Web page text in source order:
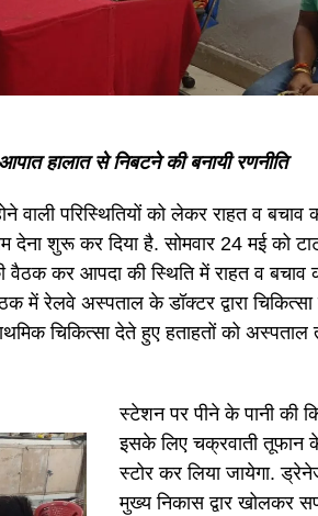
हालात से निबटने की बनायी रणनीति
वाली परिस्थितियों को लेकर राहत व बचाव
देना शुरू कर दिया है. सोमवार 24 मई को
वैठक कर आपदा की स्थिति में राहत व बचाव
में रेलवे अस्पताल के डॉक्टर द्वारा चिकित्सा
चिकित्सा देते हुए हताहतों को
स्टेशन पर पीने के पानी की
इसके लिए चक्रवाती तूफान के
स्टोर कर लिया जायेगा.
मुख्य निकास द्वार खोलकर